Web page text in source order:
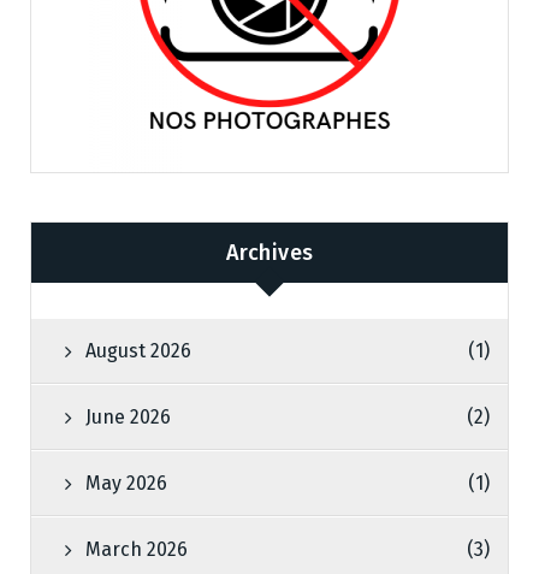
Archives
August 2026 (1)
June 2026 (2)
May 2026 (1)
March 2026 (3)